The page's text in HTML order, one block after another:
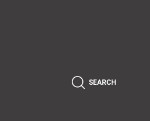
SEARCH